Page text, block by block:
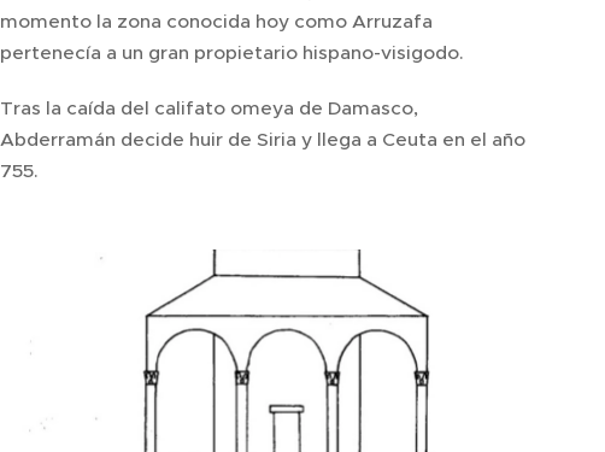
momento la zona conocida hoy como Arruzafa
pertenecía a un gran propietario hispano-visigodo.
Tras la caída del califato omeya de Damasco,
Abderramán decide huir de Siria y llega a Ceuta en el año
755.